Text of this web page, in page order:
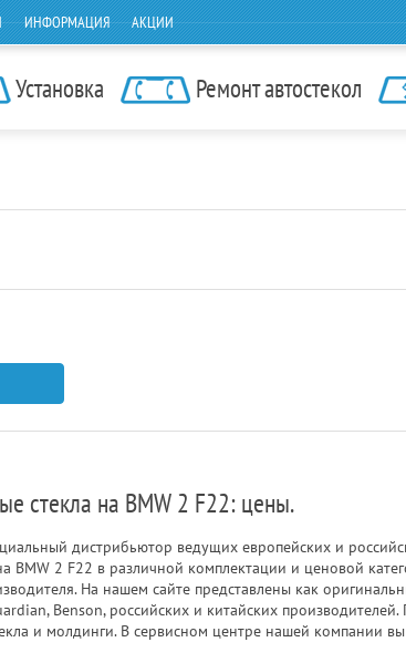
ИНФОРМАЦИЯ АКЦИИ
Установка Ремонт автостекол
стекла на BMW 2 F22: цены.
дистрибьютор ведущих европейских и
BMW 2 F22 в различной комплектации и ценовой
На нашем сайте представлены как
Benson, российских и китайских
и молдинги. В сервисном центре нашей компании